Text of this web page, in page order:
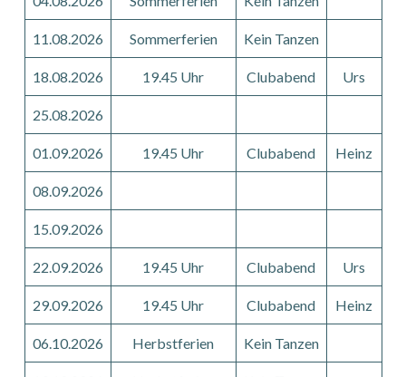
11.08.2026 Sommerferien Kein Tanzen
18.08.2026 19.45 Uhr Clubabend Urs
25.08.2026
01.09.2026 19.45 Uhr Clubabend Heinz
08.09.2026
15.09.2026
22.09.2026 19.45 Uhr Clubabend Urs
29.09.2026 19.45 Uhr Clubabend Heinz
06.10.2026 Herbstferien Kein Tanzen